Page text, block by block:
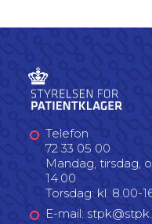
Telefon
72 33 05 00
Mandag, tirsdag,
14.00
Torsdag: kl. 8.00-
E-mail: